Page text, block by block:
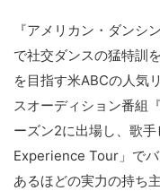
『アメリカン・ダンシ
で社交ダンスの猛特訓
を目指す米ABCの人気
スオーディション番組
ーズン2に出場し、歌
Experience Tour」で
あるほどの実力の持ち